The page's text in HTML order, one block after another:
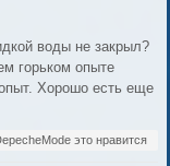
воды не закрыл?
горьком опыте
Хорошо есть еще
это нравится